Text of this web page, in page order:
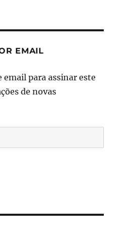
EMAIL
email para assinar este
de novas